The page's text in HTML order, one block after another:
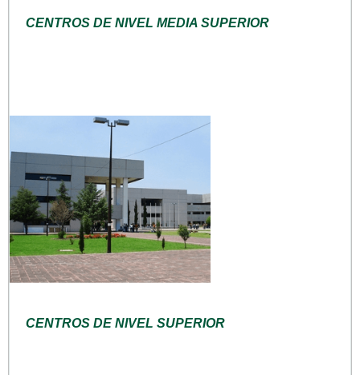
CENTROS DE NIVEL MEDIA SUPERIOR
CENTROS DE NIVEL SUPERIOR